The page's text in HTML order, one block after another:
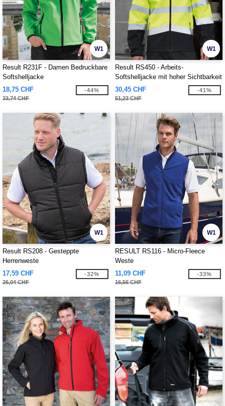
W1
Result R231F - Damen Bedruckbare
Softshelljacke
18,75 CHF
33,74 CHF
-44%
W1
Result RS450 - Arbeits-
Softshelljacke mit hoher Sichtbarkeit
30,45 CHF
51,23 CHF
-41%
W1
Result RS208 - Gesteppte
Herrenweste
17,59 CHF
26,04 CHF
-32%
W1
RESULT RS116 - Micro-Fleece
Weste
11,09 CHF
16,56 CHF
-33%